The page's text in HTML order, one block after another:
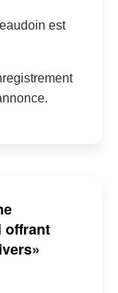
est
offrant